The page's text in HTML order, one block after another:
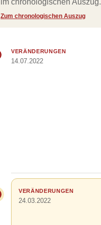
im chronologischen Auszug.
Zum chronologischen Auszug
VERÄNDERUNGEN
14.07.2022
VERÄNDERUNGEN
24.03.2022